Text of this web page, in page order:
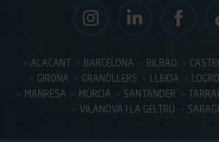
ALACANT BARCELONA BILBAO
GIRONA
GRANOLLERS LLEIDA
MANRESA
MÚRCIA SANTANDER
VILANOVA I LA GELTRÚ